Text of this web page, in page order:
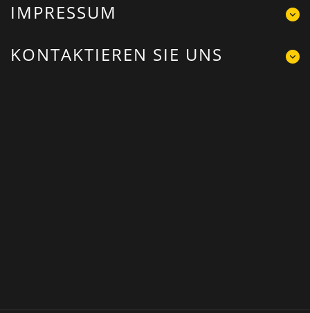
IMPRESSUM
KONTAKTIEREN SIE UNS